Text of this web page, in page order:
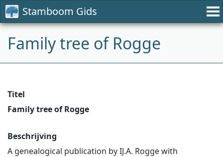
Stamboom Gids
Family tree of Rogge
Titel
Family tree of Rogge
Beschrijving
A genealogical publication by IJ.A. Rogge with